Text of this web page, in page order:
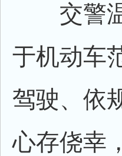
交警温
于机动车
驾驶、依
心存侥幸